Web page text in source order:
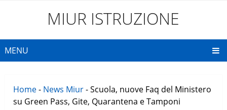
MIUR ISTRUZIONE
MENU
Home- News Miur-Scuola, nuove Faq del Ministero
su Green Pass, Gite, Quarantena e Tamponi